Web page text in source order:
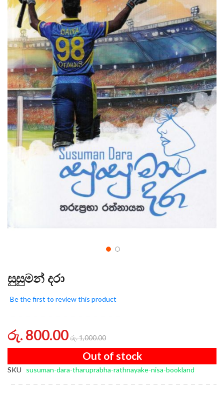
සුසුමන් දරා
Be the first to review this product
රු. 800.00රු. 1,000.00
Out of stock
SKU susuman-dara-tharuprabha-rathnayake-nisa-bookland